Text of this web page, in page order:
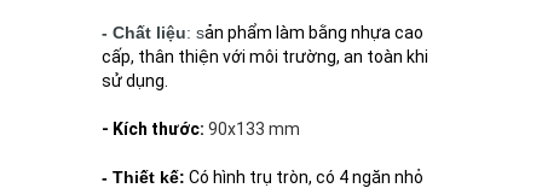
- Chất liệu: sản phẩm làm bằng nhựa cao
cấp, thân thiện với môi trường, an toàn khi
sử dụng.
- Kích thước: 90x133 mm
- Thiết kế: Có hình trụ tròn, có 4 ngăn nhỏ